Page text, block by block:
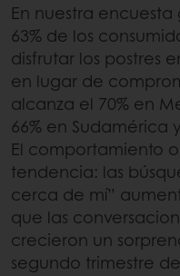
En nuestra encuesta
63% de los
disfrutar los postres
en lugar de
alcanza el 70% en
66% en Sudamérica
El comportamiento
tendencia: las
cerca de mí”
que las
crecieron un
segundo trimestre